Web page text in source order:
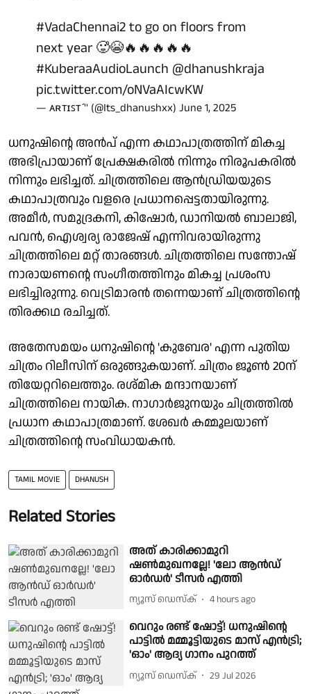
#VadaChennai2to go on floors from
next year 🥵😭🔥🔥🔥🔥🔥
#KuberaaAudioLaunch @dhanushkraja
pic.twitter.com/oNVaAIcwKW
— ᴀʀᴛɪꜱᴛ'' (@Its_dhanushxx) June 1, 2025
ധനുഷിന്റെ അന്‍പ് എന്ന കഥാപാത്രത്തിന് മികച്ച
അഭിപ്രായാണ് പ്രേക്ഷകരില്‍ നിന്നും നിരൂപകരില്‍
നിന്നും ലഭിച്ചത്. ചിത്രത്തിലെ ആന്‍ഡ്രിയയുടെ
കഥാപാത്രവും വളരെ പ്രധാനപ്പെട്ടതായിരുന്നു.
അമീര്‍, സമുദ്രകനി, കിഷോര്‍, ഡാനിയല്‍ ബാലാജി,
പവന്‍, ഐശ്വര്യ രാജേഷ് എന്നിവരായിരുന്നു
ചിത്രത്തിലെ മറ്റ് താരങ്ങള്‍. ചിത്രത്തിലെ സന്തോഷ്
നാരായണന്റെ സംഗീതത്തിനും മികച്ച പ്രശംസ
ലഭിച്ചിരുന്നു. വെട്രിമാരന്‍ തന്നെയാണ് ചിത്രത്തിന്റെ
തിരക്കഥ രചിച്ചത്.
അതേസമയം ധനുഷിന്റെ 'കുബേര' എന്ന പുതിയ
ചിത്രം റിലീസിന് ഒരുങ്ങുകയാണ്. ചിത്രം ജൂണ്‍ 20ന്
തിയേറ്ററിലെത്തും. രശ്മിക മന്ദാനയാണ്
ചിത്രത്തിലെ നായിക. നാഗാര്‍ജുനയും ചിത്രത്തില്‍
പ്രധാന കഥാപാത്രമാണ്. ശേഖര്‍ കമ്മൂലയാണ്
ചിത്രത്തിന്റെ സംവിധായകന്‍.
TAMIL MOVIE DHANUSH
Related Stories
അത് കാരിക്കാമുറി
ഷൺമുഖനല്ലേ! 'ലോ ആൻഡ്
ഓർഡർ' ടീസർ എത്തി
ന്യൂസ് ഡെസ്ക് 4 hours ago
വെറും രണ്ട് ഷോട്ട്! ധനുഷിന്റെ
പാട്ടിൽ മമ്മൂട്ടിയുടെ മാസ് എൻട്രി;
'ഓം' ആദ്യ ഗാനം പുറത്ത്
ന്യൂസ് ഡെസ്ക് 29 Jul 2026